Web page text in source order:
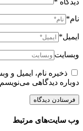
دیدگاه *
نام*
ایمیل*
وبسایت
ذخیره نام، ایمیل و
دوباره دیدگاهی
وب سایت‌های مرتبط